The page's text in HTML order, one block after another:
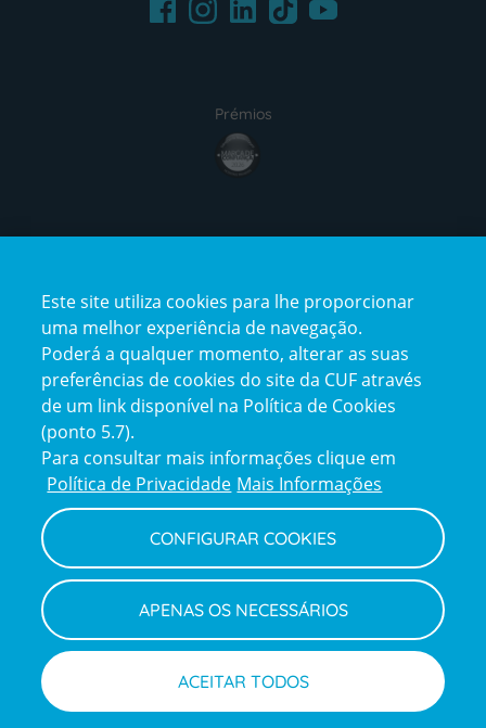
Instagram TikTok
Prémios
award4
certification2certification3
Reclamações
e
elogios
Policy
Política de Privacidade e Cookies
Termos e Condições
Declaração de Acessibilidade
Canal de Denúncias
Informações legais
Este site utiliza cookies para lhe proporcionar
uma melhor experiência de navegação.
Poderá a qualquer momento, alterar as suas
preferências de cookies do site da CUF através
de um link disponível na Política de Cookies
(ponto 5.7).
Para consultar mais informações clique em
Política de Privacidade Mais Informações
CONFIGURAR COOKIES
APENAS OS NECESSÁRIOS
ACEITAR TODOS